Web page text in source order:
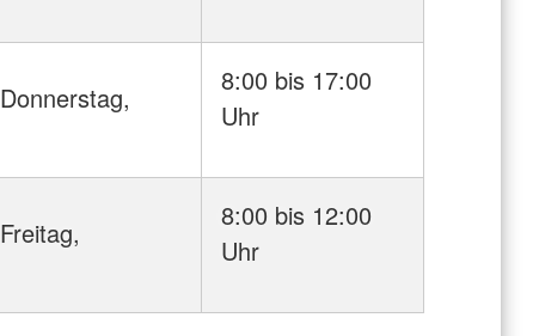
Donnerstag,
8:00 bis 17:00
Uhr
Freitag,
8:00 bis 12:00
Uhr